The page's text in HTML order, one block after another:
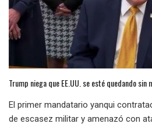
Trump niega que EE.UU. se esté quedando sin
El primer mandatario yanqui
de escasez militar y amenazó con